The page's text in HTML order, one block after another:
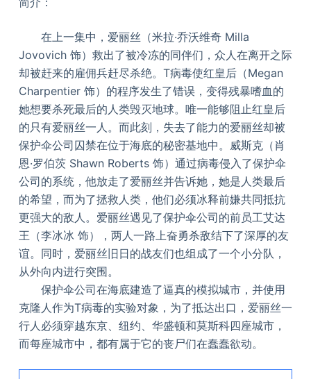
在上一集中，爱丽丝（米拉·乔沃维奇 Milla
Jovovich 饰）救出了被冷冻的同伴们，众人在离开之际
却被赶来的雇佣兵赶尽杀绝。T病毒使红皇后（Megan
Charpentier 饰）的程序发生了错误，变得残暴嗜血的
她想要杀死最后的人类毁灭地球。唯一能够阻止红皇后
的只有爱丽丝一人。而此刻，失去了能力的爱丽丝却被
保护伞公司囚禁在位于海底的秘密基地中。威斯克（肖
恩·罗伯茨 Shawn Roberts 饰）通过病毒侵入了保护伞
公司的系统，他放走了爱丽丝并告诉她，她是人类最后
的希望，而为了拯救人类，他们必须冰释前嫌共同抵抗
更强大的敌人。爱丽丝遇见了保护伞公司的前员工艾达
王（李冰冰 饰），两人一路上奋勇杀敌结下了深厚的友
谊。同时，爱丽丝旧日的战友们也组成了一个小分队，
从外向内进行突围。
保护伞公司在海底建造了逼真的模拟城市，并使用
克隆人作为T病毒的实验对象，为了抵达出口，爱丽丝一
行人必须穿越东京、纽约、华盛顿和莫斯科四座城市，
而每座城市中，都有属于它的丧尸们在蠢蠢欲动。